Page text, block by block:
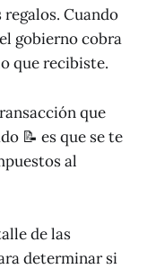
Cuando
gobierno cobra
que recibiste.
que
📝 es que se te
al
de las
determinar si